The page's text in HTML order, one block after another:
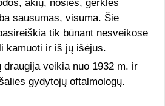
akių, nosies, gerklės
sausumas, visuma. Šie
tik būnant nesveikose
kamuoti ir iš jų išėjus.
veikia nuo 1932 m. ir
gydytojų oftalmologų.